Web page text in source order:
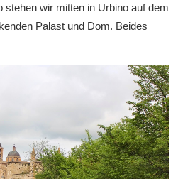
stehen wir mitten in Urbino auf dem
Palast und Dom. Beides